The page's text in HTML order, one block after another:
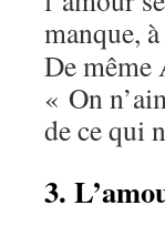
manque,
De
« On
de ce qui
3.